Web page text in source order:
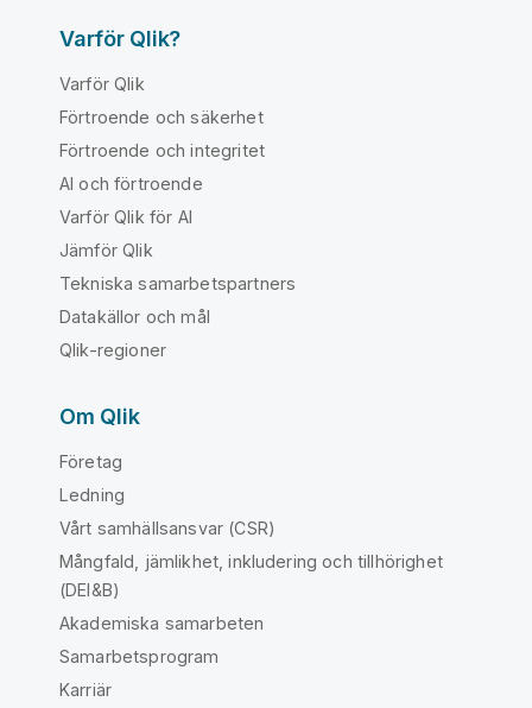
Varför Qlik?
Varför Qlik
Förtroende och säkerhet
Förtroende och integritet
AI och förtroende
Varför Qlik för AI
Jämför Qlik
Tekniska samarbetspartners
Datakällor och mål
Qlik-regioner
Om Qlik
Företag
Ledning
Vårt samhällsansvar (CSR)
Mångfald, jämlikhet, inkludering och tillhörighet
(DEI&B)
Akademiska samarbeten
Samarbetsprogram
Karriär